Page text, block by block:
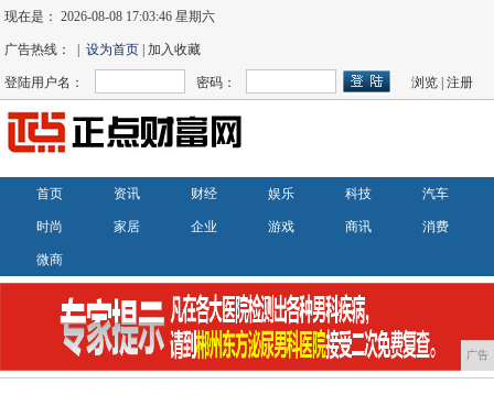
现在是：2026-08-08 17:03:47 星期六
广告热线： |设为首页 | 加入收藏
登陆用户名： 密码： 浏览 |注册
首页 资讯 财经 娱乐 科技 汽车
时尚 家居 企业 游戏 商讯 消费
微商
广告